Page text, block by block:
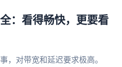
：看得畅快，更要看
，对带宽和延迟要求极高。